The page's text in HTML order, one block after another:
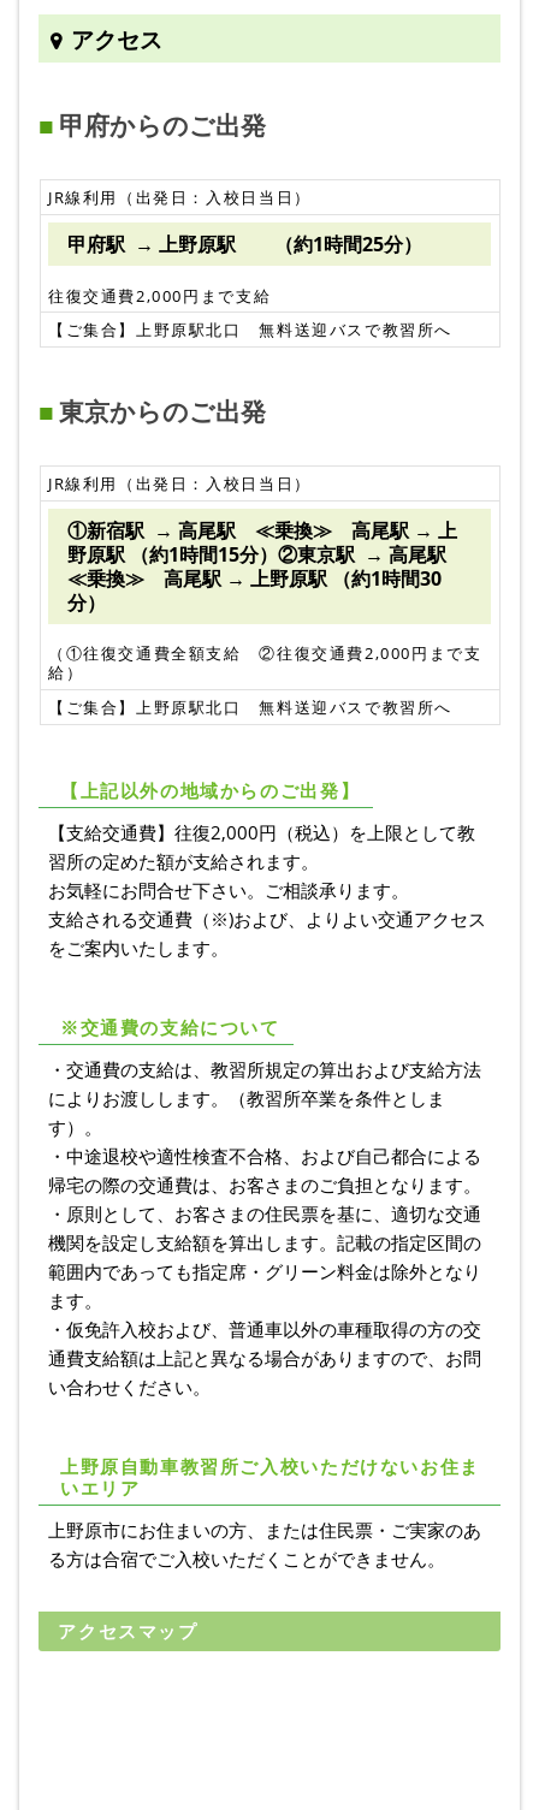
アクセス
甲府からのご出発
JR線利用（出発日：入校日当日）
甲府駅 → 上野原駅 （約1時間25分）
往復交通費2,000円まで支給
【ご集合】上野原駅北口 無料送迎バスで教習所へ
東京からのご出発
JR線利用（出発日：入校日当日）
①新宿駅 → 高尾駅 ≪乗換≫ 高尾駅 → 上
野原駅 （約1時間15分）②東京駅 → 高尾駅
≪乗換≫ 高尾駅 → 上野原駅 （約1時間30
分）
（①往復交通費全額支給 ②往復交通費2,000円まで支
給）
【ご集合】上野原駅北口 無料送迎バスで教習所へ
【上記以外の地域からのご出発】
【支給交通費】往復2,000円（税込）を上限として教
習所の定めた額が支給されます。
お気軽にお問合せ下さい。ご相談承ります。
支給される交通費（※)および、よりよい交通アクセス
をご案内いたします。
※交通費の支給について
・交通費の支給は、教習所規定の算出および支給方法
によりお渡しします。（教習所卒業を条件としま
す）。
・中途退校や適性検査不合格、および自己都合による
帰宅の際の交通費は、お客さまのご負担となります。
・原則として、お客さまの住民票を基に、適切な交通
機関を設定し支給額を算出します。記載の指定区間の
範囲内であっても指定席・グリーン料金は除外となり
ます。
・仮免許入校および、普通車以外の車種取得の方の交
通費支給額は上記と異なる場合がありますので、お問
い合わせください。
上野原自動車教習所ご入校いただけないお住ま
いエリア
上野原市にお住まいの方、または住民票・ご実家のあ
る方は合宿でご入校いただくことができません。
アクセスマップ